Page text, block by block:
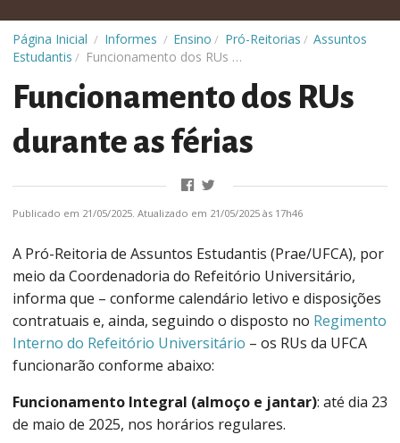
Página Inicial / Informes / Ensino / Pró-Reitorias / Assuntos
Estudantis / Funcionamento dos RUs durante as férias
Funcionamento dos RUs
durante as férias
Publicado em 21/05/2025. Atualizado em 21/05/2025 às 17h46
A Pró-Reitoria de Assuntos Estudantis (Prae/UFCA), por
meio da Coordenadoria do Refeitório Universitário,
informa que – conforme calendário letivo e disposições
contratuais e, ainda, seguindo o disposto no Regimento
Interno do Refeitório Universitário – os RUs da UFCA
funcionarão conforme abaixo:
Funcionamento Integral (almoço e jantar): até dia 23
de maio de 2025, nos horários regulares.